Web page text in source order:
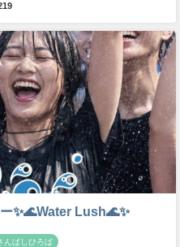
✨🌊Water Lush🌊✨
んばしひろば